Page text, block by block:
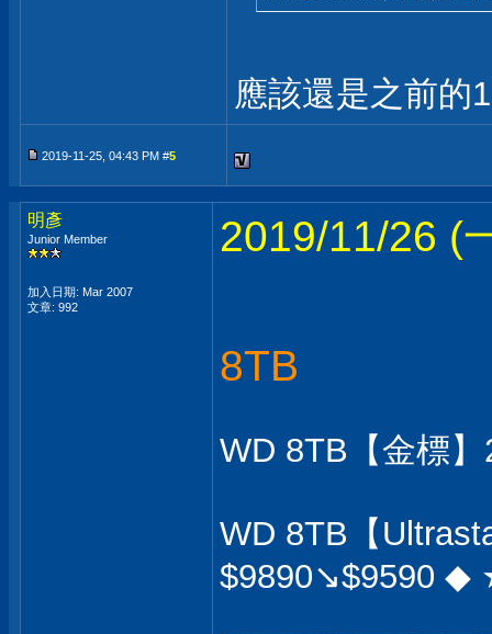
應該還是之前的
2019-11-25, 04:43 PM #5
明彥
Junior Member
加入日期: Mar 2007
文章: 992
2019/11/26 (
8TB
WD 8TB【金標
WD 8TB【
$9890↘$9590 ◆